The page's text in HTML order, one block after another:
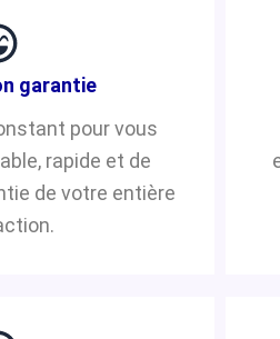
garantie
pour vous
rapide et de
de votre entière